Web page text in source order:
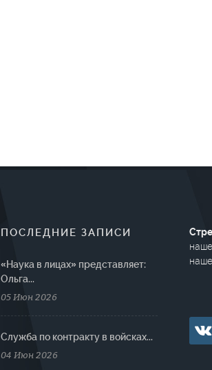
ПОСЛЕДНИЕ ЗАПИСИ
«Наука в лицах» представляет:
Ольга...
05 Июн 2026
Cлужба по контракту в войсках...
04 Июн 2026